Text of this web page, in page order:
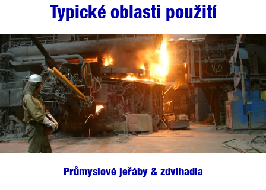
Typické oblasti použití
Průmyslové jeřáby & zdvihadla